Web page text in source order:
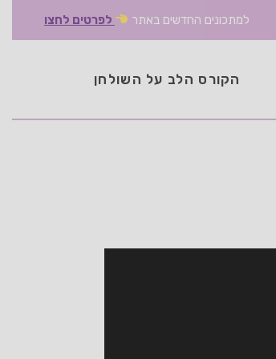
למתכונים החדשים באתר לפרטים לחצו
הקורס הלב על השולחן